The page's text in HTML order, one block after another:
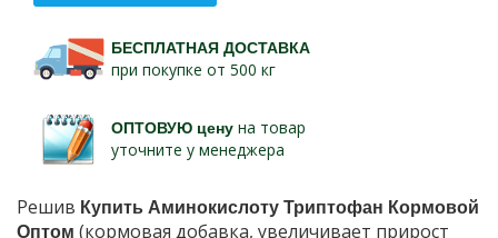
БЕСПЛАТНАЯ ДОСТАВКА
при покупке от 500 кг
ОПТОВУЮ цену на товар
уточните у менеджера
Решив Купить Аминокислоту Триптофан Кормовой
Оптом (кормовая добавка, увеличивает прирост